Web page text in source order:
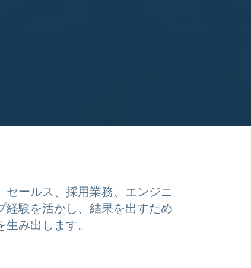
ールス、採用業務、エンジニ
経験を活かし、結果を出すため
み出します。